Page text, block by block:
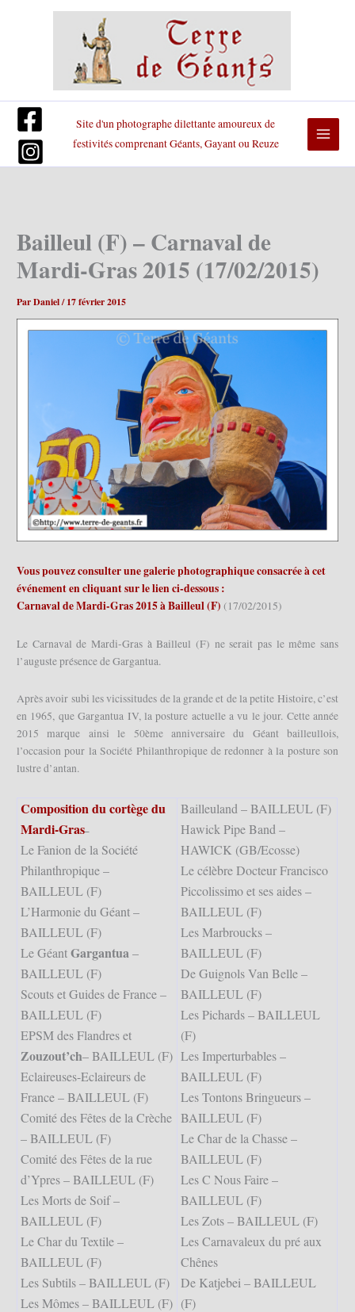
Site d'un photographe dilettante amoureux de
festivités comprenant Géants, Gayant ou Reuze
Bailleul (F) – Carnaval de
Mardi-Gras 2015 (17/02/2015)
ParDaniel/17 février 2015
Vous pouvez consulter une galerie photographique consacrée à cet
événement en cliquant sur le lien ci-dessous :
Carnaval de Mardi-Gras 2015 à Bailleul (F) (17/02/2015)
Le Carnaval de Mardi-Gras à Bailleul (F) ne serait pas le même sans
l’auguste présence de Gargantua.
Après avoir subi les vicissitudes de la grande et de la petite Histoire, c’est
en 1965, que Gargantua IV, la posture actuelle a vu le jour. Cette année
2015 marque ainsi le 50ème anniversaire du Géant bailleullois,
l’occasion pour la Société Philanthropique de redonner à la posture son
lustre d’antan.
Composition du cortège du
Mardi-Gras–
Le Fanion de la Société
Philanthropique –
BAILLEUL (F)
L’Harmonie du Géant –
BAILLEUL (F)
Le GéantGargantua–
BAILLEUL (F)
Scouts et Guides de France –
BAILLEUL (F)
EPSM des Flandres et
Zouzout’ch– BAILLEUL (F)
Eclaireuses-Eclaireurs de
France – BAILLEUL (F)
Comité des Fêtes de la Crèche
– BAILLEUL (F)
Comité des Fêtes de la rue
d’Ypres – BAILLEUL (F)
Les Morts de Soif –
BAILLEUL (F)
Le Char du Textile –
BAILLEUL (F)
Les Subtils – BAILLEUL (F)
Les Mômes – BAILLEUL (F)
Bailleuland – BAILLEUL (F)
Hawick Pipe Band –
HAWICK (GB/Ecosse)
Le célèbre Docteur Francisco
Piccolissimo et ses aides –
BAILLEUL (F)
Les Marbroucks –
BAILLEUL (F)
De Guignols Van Belle –
BAILLEUL (F)
Les Pichards – BAILLEUL
(F)
Les Imperturbables –
BAILLEUL (F)
Les Tontons Bringueurs –
BAILLEUL (F)
Le Char de la Chasse –
BAILLEUL (F)
Les C Nous Faire –
BAILLEUL (F)
Les Zots – BAILLEUL (F)
Les Carnavaleux du pré aux
Chênes
De Katjebei – BAILLEUL
(F)